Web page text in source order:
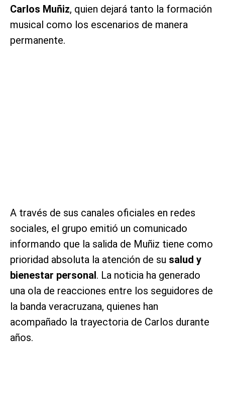
Carlos Muñiz, quien dejará tanto la formación
musical como los escenarios de manera
permanente.
A través de sus canales oficiales en redes
sociales, el grupo emitió un comunicado
informando que la salida de Muñiz tiene como
prioridad absoluta la atención de su salud y
bienestar personal. La noticia ha generado
una ola de reacciones entre los seguidores de
la banda veracruzana, quienes han
acompañado la trayectoria de Carlos durante
años.